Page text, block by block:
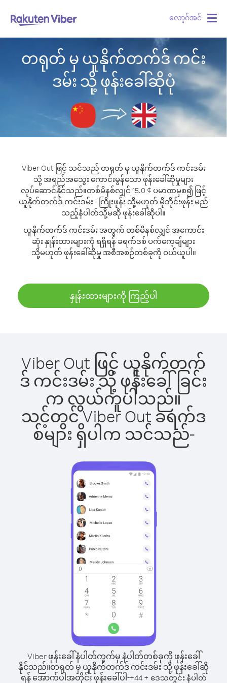
လော့ဂ်အင်
တရုတ် မှ ယူနိုက်တက်ဒ် ကင်း
ဒမ်း သို့ ဖုန်းခေါ်ဆိုပုံ
Viber Out ဖြင့် သင်သည် တရုတ် မှ ယူနိုက်တက်ဒ် ကင်းဒမ်း
သို့ အရည်အသွေး ကောင်းမွန်သော ဖုန်းခေါ်ဆိုမှုများ
လုပ်ဆောင်နိုင်သည်။တစ်မိနစ်လျှင် 15.0 ¢ ပမာဏမှစ၍ ဖြင့်
ယူနိုက်တက်ဒ် ကင်းဒမ်း - ကြိုးဖုန်း သို့မဟုတ် မိုဘိုင်းဖုန်း မည်
သည့်နံပါတ်သို့မဆို ဖုန်းခေါ်ဆိုပါ။
ယူနိုက်တက်ဒ် ကင်းဒမ်း အတွက် တစ်မိနစ်လျှင် အကောင်း
ဆုံး နှုန်းထားများကို ရရှိရန် ခရက်ဒစ် ပက်ကေ့ချ်များ
သို့မဟုတ် ဖုန်းခေါ်ဆိုမှု အစီအစဉ်တစ်ခုကို ဝယ်ယူပါ။
နှုန်းထားများကို ကြည့်ပါ
Viber Out ဖြင့် ယူနိုက်တက်
ဒ် ကင်းဒမ်း သို့ ဖုန်းခေါ်ခြင်း
က လွယ်ကူပါသည်။
သင့်တွင် Viber Out ခရက်ဒ
စ်များ ရှိပါက သင်သည်-
Viber ဖုန်းခေါ်နံပါတ်ကွက်မှ နံပါတ်တစ်ခုကို ဖုန်းခေါ်
နိုင်သည်။တရုတ် မှ ယူနိုက်တက်ဒ် ကင်းဒမ်း သို့ ဖုန်းခေါ်ဆို
ရန် အောက်ပါအတိုင်း ဖုန်းခေါ်ပါ-+44+ ဒေသတွင်း နံပါတ်